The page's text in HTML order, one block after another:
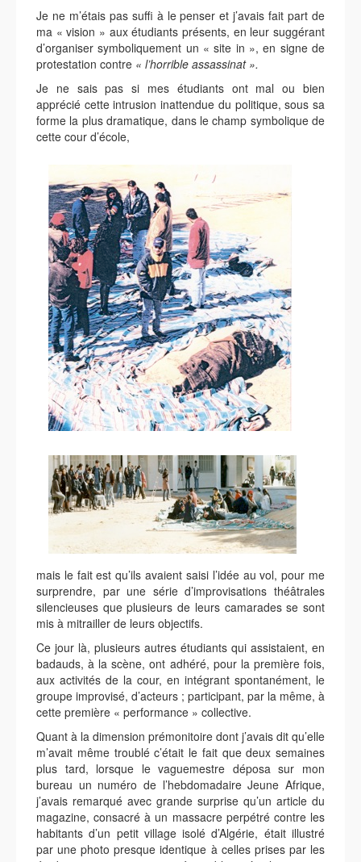
Je ne m’étais pas suffi à le penser et j’avais fait part de
ma « vision » aux étudiants présents, en leur suggérant
d’organiser symboliquement un « site in », en signe de
protestation contre « l’horrible assassinat ».
Je ne sais pas si mes étudiants ont mal ou bien
apprécié cette intrusion inattendue du politique, sous sa
forme la plus dramatique, dans le champ symbolique de
cette cour d’école,
mais le fait est qu’ils avaient saisi l’idée au vol, pour me
surprendre, par une série d’improvisations théâtrales
silencieuses que plusieurs de leurs camarades se sont
mis à mitrailler de leurs objectifs.
Ce jour là, plusieurs autres étudiants qui assistaient, en
badauds, à la scène, ont adhéré, pour la première fois,
aux activités de la cour, en intégrant spontanément, le
groupe improvisé, d’acteurs ; participant, par la même, à
cette première « performance » collective.
Quant à la dimension prémonitoire dont j’avais dit qu’elle
m’avait même troublé c’était le fait que deux semaines
plus tard, lorsque le vaguemestre déposa sur mon
bureau un numéro de l’hebdomadaire Jeune Afrique,
j’avais remarqué avec grande surprise qu’un article du
magazine, consacré à un massacre perpétré contre les
habitants d’un petit village isolé d’Algérie, était illustré
par une photo presque identique à celles prises par les